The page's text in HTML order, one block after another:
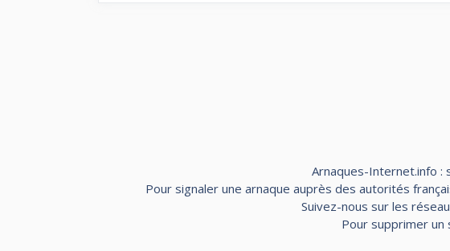
Arnaques-Internet.info :
Pour signaler une arnaque auprès des autorités
Suivez-nous sur les
Pour supprimer un